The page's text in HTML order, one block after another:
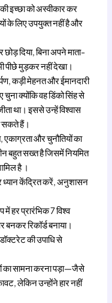
इच्छा को अस्वीकार कर
के लिए उपयुक्त नहीं है और
दिया, बिना अपने माता-
पीछे मुड़कर नहीं देखा।
कड़ी मेहनत और ईमानदारी
क्योंकि वह डिंको सिंह से
था। इससे उन्हें विश्वास
सकते हैं।
और चुनौतियों का
बहुत सख्त है जिसमें नियमित
है ।
ध्यान केंद्रित करें, अनुशासन
में हर प्रारंभिक 7 विश्व
रिकॉर्ड बनाया।
की उपाधि से
का सामना करना पड़ा—जैसे
लेकिन उन्होंने हार नहीं